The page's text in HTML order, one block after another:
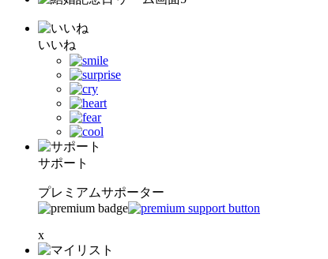
いいね
サポート
プレミアムサポーター
x